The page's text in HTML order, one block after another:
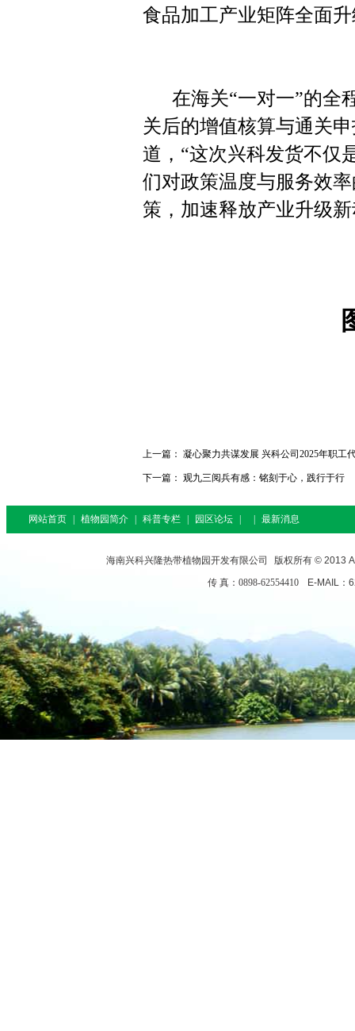
食品加工产业矩阵全面
在海关“一对一”的全
关后的增值核算与通关
道，“这次兴科发货不仅
们对政策温度与服务效
策，加速释放产业升级
上一篇： 凝心聚力共谋发展 兴科公司2025年职工
下一篇： 观九三阅兵有感：铭刻于心，践行于行
网站首页 植物园简介 科普专栏 园区论坛 最新消息
海南兴科兴隆热带植物园开发有限公司
版权所有 © 2013
传 真：0898-62554410
E-MAIL：